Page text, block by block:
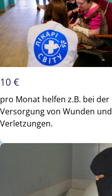
10 €
pro Monat helfen z.B. bei der
Versorgung von Wunden und
Verletzungen.